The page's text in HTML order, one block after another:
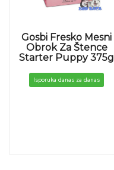
Gosbi Fresko Mesni
Obrok Za Štence
Starter Puppy 375g
Isporuka danas za danas